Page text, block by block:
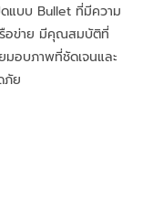
แบบ Bullet ที่มีความ
รือข่าย มีคุณสมบัติที่
มอบภาพที่ชัดเจนและ
ภัย